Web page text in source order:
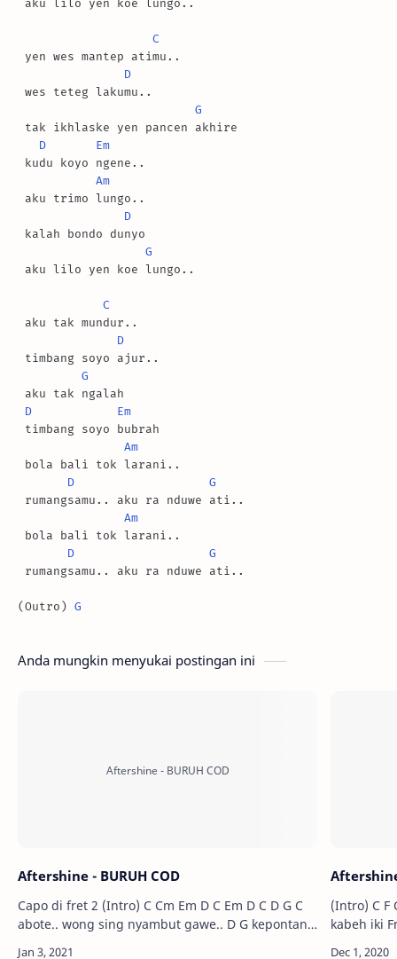
aku lilo yen koe lungo..
C
yen wes mantep atimu..
D
wes teteg lakumu..
G
tak ikhlaske yen pancen akhire
D
Em
kudu koyo ngene..
Am
aku trimo lungo..
D
kalah bondo dunyo
G
aku lilo yen koe lungo..
C
aku tak mundur..
D
timbang soyo ajur..
G
aku tak ngalah
D
Em
timbang soyo bubrah
Am
bola bali tok larani..
D
G
rumangsamu.. aku ra nduwe ati..
Am
bola bali tok larani..
D
G
rumangsamu.. aku ra nduwe ati..
(Outro) G
Anda mungkin menyukai postingan ini
Aftershine - BURUH COD
Capo di fret 2 (Intro) C Cm Em D C Em D C D G C
abote.. wong sing nyambut gawe.. D G kepontang
(Intro) C F C G (🧑🏻) C Cmaj7 F aku.. nglakoni
kabeh iki Fm C ikhlas seko ning